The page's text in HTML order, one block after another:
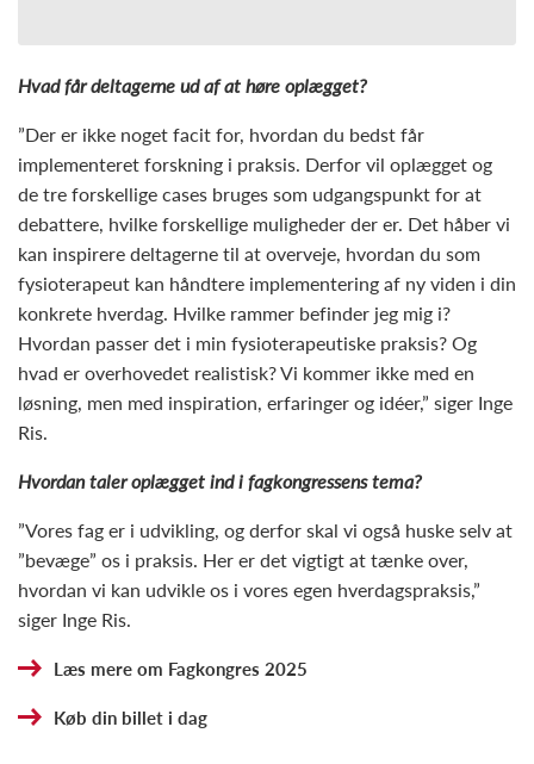
Hvad får deltagerne ud af at høre oplægget?
”Der er ikke noget facit for, hvordan du bedst får
implementeret forskning i praksis. Derfor vil oplægget og
de tre forskellige cases bruges som udgangspunkt for at
debattere, hvilke forskellige muligheder der er. Det håber vi
kan inspirere deltagerne til at overveje, hvordan du som
fysioterapeut kan håndtere implementering af ny viden i din
konkrete hverdag. Hvilke rammer befinder jeg mig i?
Hvordan passer det i min fysioterapeutiske praksis? Og
hvad er overhovedet realistisk? Vi kommer ikke med en
løsning, men med inspiration, erfaringer og idéer,” siger Inge
Ris.
Hvordan taler oplægget ind i fagkongressens tema?
”Vores fag er i udvikling, og derfor skal vi også huske selv at
”bevæge” os i praksis. Her er det vigtigt at tænke over,
hvordan vi kan udvikle os i vores egen hverdagspraksis,”
siger Inge Ris.
Læs mere om Fagkongres 2025
Køb din billet i dag